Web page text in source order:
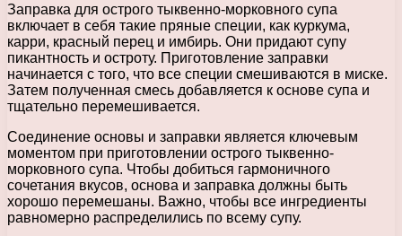
Заправка для острого тыквенно-морковного супа
включает в себя такие пряные специи, как куркума,
карри, красный перец и имбирь. Они придают супу
пикантность и остроту. Приготовление заправки
начинается с того, что все специи смешиваются в миске.
Затем полученная смесь добавляется к основе супа и
тщательно перемешивается.
Соединение основы и заправки является ключевым
моментом при приготовлении острого тыквенно-
морковного супа. Чтобы добиться гармоничного
сочетания вкусов, основа и заправка должны быть
хорошо перемешаны. Важно, чтобы все ингредиенты
равномерно распределились по всему супу.